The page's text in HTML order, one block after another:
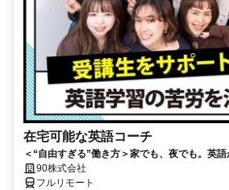
在宅可能な英語コーチ
＜“自由すぎる”働き方＞家でも、夜でも。英語
90株式会社
フルリモート